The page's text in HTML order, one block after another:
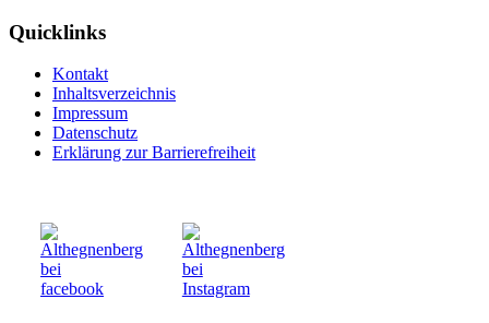
Quicklinks
Kontakt
Inhaltsverzeichnis
Impressum
Datenschutz
Erklärung zur Barrierefreiheit